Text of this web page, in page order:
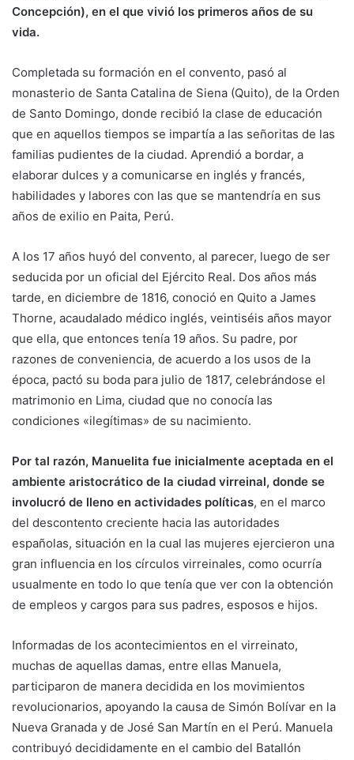
Concepción), en el que vivió los primeros años de su
vida.
Completada su formación en el convento, pasó al
monasterio de Santa Catalina de Siena (Quito), de la Orden
de Santo Domingo, donde recibió la clase de educación
que en aquellos tiempos se impartía a las señoritas de las
familias pudientes de la ciudad. Aprendió a bordar, a
elaborar dulces y a comunicarse en inglés y francés,
habilidades y labores con las que se mantendría en sus
años de exilio en Paita, Perú.
A los 17 años huyó del convento, al parecer, luego de ser
seducida por un oficial del Ejército Real. Dos años más
tarde, en diciembre de 1816, conoció en Quito a James
Thorne, acaudalado médico inglés, veintiséis años mayor
que ella, que entonces tenía 19 años. Su padre, por
razones de conveniencia, de acuerdo a los usos de la
época, pactó su boda para julio de 1817, celebrándose el
matrimonio en Lima, ciudad que no conocía las
condiciones «ilegítimas» de su nacimiento.
Por tal razón, Manuelita fue inicialmente aceptada en el
ambiente aristocrático de la ciudad virreinal, donde se
involucró de lleno en actividades políticas, en el marco
del descontento creciente hacia las autoridades
españolas, situación en la cual las mujeres ejercieron una
gran influencia en los círculos virreinales, como ocurría
usualmente en todo lo que tenía que ver con la obtención
de empleos y cargos para sus padres, esposos e hijos.
Informadas de los acontecimientos en el virreinato,
muchas de aquellas damas, entre ellas Manuela,
participaron de manera decidida en los movimientos
revolucionarios, apoyando la causa de Simón Bolívar en la
Nueva Granada y de José San Martín en el Perú. Manuela
contribuyó decididamente en el cambio del Batallón